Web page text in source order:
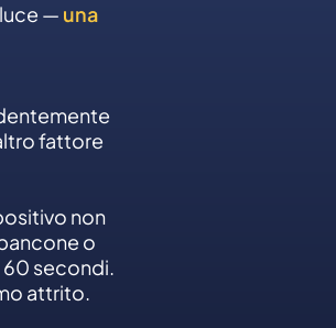
— una
fattore
non
o
60 secondi.
attrito.